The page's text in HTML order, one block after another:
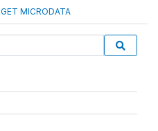
GET MICRODATA